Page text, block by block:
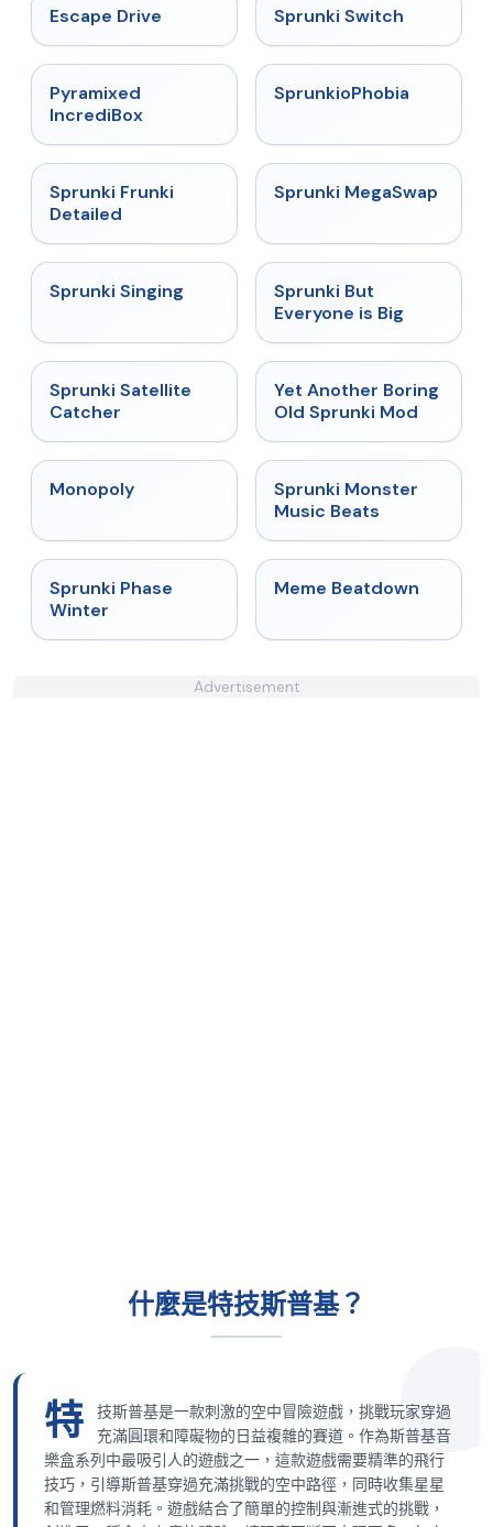
Escape Drive ★
Sprunki Switch
Pyramixed
IncrediBox
★
SprunkioPhobia
★
Sprunki Frunki
Detailed
★ 4.5
Sprunki MegaSwap
★
Sprunki Singing
Sprunki But
Everyone is Big
★ 4.4
Sprunki Satellite
Catcher
★ 4.6
Yet Another Boring
Old Sprunki Mod
Monopoly ★ 4.7
Sprunki Monster
Music Beats
★
Sprunki Phase
Winter
★ 4.4
Meme Beatdown
Advertisement
什麼是特技斯普基？
特
技斯普基是一款刺激的空中冒險遊戲，挑戰玩家穿過
充滿圓環和障礙物的日益複雜的賽道。作為斯普基音
樂盒系列中最吸引人的遊戲之一，這款遊戲需要精準的飛行
技巧，引導斯普基穿過充滿挑戰的空中路徑，同時收集星星
和管理燃料消耗。遊戲結合了簡單的控制與漸進式的挑戰，